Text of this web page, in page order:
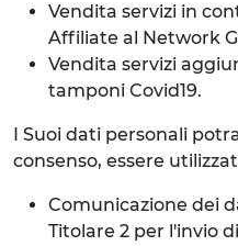
Vendita servizi in
Affiliate al Network
Vendita servizi
tamponi Covid19.
I Suoi dati personali
consenso, essere
Comunicazione dei
Titolare 2 per l'invio